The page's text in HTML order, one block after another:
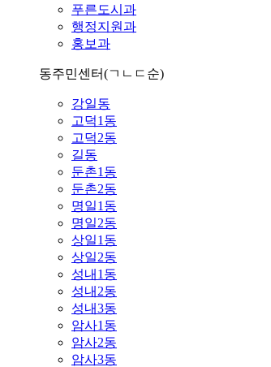
푸른도시과
행정지원과
홍보과
동주민센터(ㄱㄴㄷ순)
강일동
고덕1동
고덕2동
길동
둔촌1동
둔촌2동
명일1동
명일2동
상일1동
상일2동
성내1동
성내2동
성내3동
암사1동
암사2동
암사3동